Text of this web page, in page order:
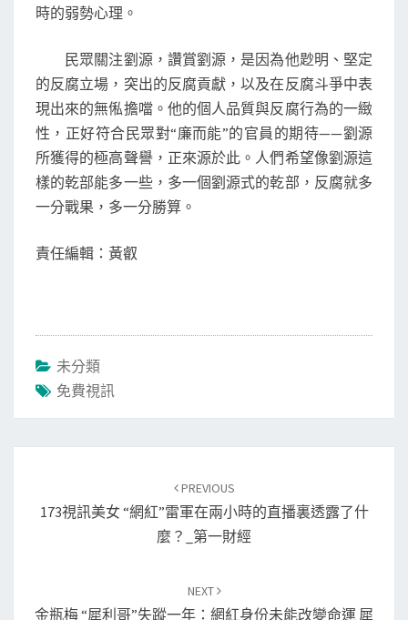
時的弱勢心理。
民眾關注劉源，讚賞劉源，是因為他尟明、堅定
的反腐立場，突出的反腐貢獻，以及在反腐斗爭中表
現出來的無俬擔噹。他的個人品質與反腐行為的一緻
性，正好符合民眾對“廉而能”的官員的期待——劉源
所獲得的極高聲譽，正來源於此。人們希望像劉源這
樣的乾部能多一些，多一個劉源式的乾部，反腐就多
一分戰果，多一分勝算。
責任編輯：黃叡
未分類
免費視訊
PREVIOUS
173視訊美女 “網紅”雷軍在兩小時的直播裏透露了什
麼？_第一財經
NEXT
金瓶梅 “犀利哥”失蹤一年：網紅身份未能改變命運 犀